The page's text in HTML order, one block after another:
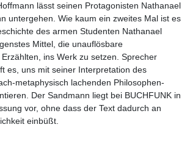
lässt seinen Protagonisten Nathanael
untergehen. Wie kaum ein zweites Mal ist es
des armen Studenten Nathanael
Mittel, die unauflösbare
ins Werk zu setzen. Sprecher
es, uns mit seiner Interpretation des
metaphysisch lachenden Philosophen-
Der Sandmann liegt bei BUCHFUNK in
vor, ohne dass der Text dadurch an
einbüßt.